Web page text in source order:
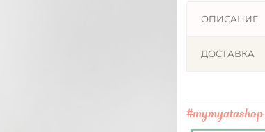
ОПИСАНИЕ
ДОСТАВКА
#mymyatashop